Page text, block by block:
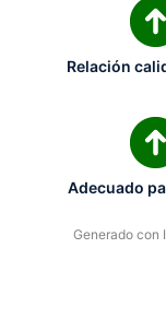
Relación
Adecuado
Generado con